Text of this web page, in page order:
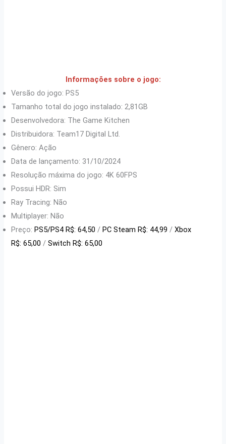
Informações sobre o jogo:
Versão do jogo: PS5
Tamanho total do jogo instalado: 2,81GB
Desenvolvedora: The Game Kitchen
Distribuidora: Team17 Digital Ltd.
Gênero: Ação
Data de lançamento: 31/10/2024
Resolução máxima do jogo: 4K 60FPS
Possui HDR: Sim
Ray Tracing: Não
Multiplayer: Não
Preço:PS5/PS4 R$: 64,50 /PC Steam R$: 44,99/Xbox
R$: 65,00/Switch R$: 65,00